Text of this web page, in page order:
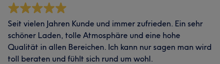
Seit vielen Jahren Kunde und immer zufrieden. Ein sehr
schöner Laden, tolle Atmosphäre und eine hohe
Qualität in allen Bereichen. Ich kann nur sagen man wird
toll beraten und fühlt sich rund um wohl.